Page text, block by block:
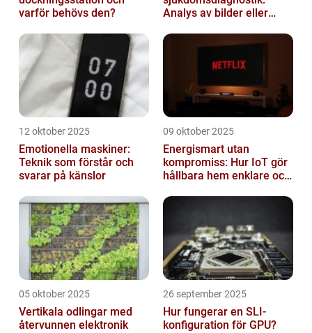
varför behövs den?
Analys av bilder eller
12 oktober 2025
Emotionella maskiner:
Teknik som förstår och
svarar på känslor
09 oktober 2025
Energismart utan
kompromiss: Hur IoT gör
hållbara hem enklare och
05 oktober 2025
Vertikala odlingar med
återvunnen elektronik
26 september 2025
Hur fungerar en SLI-
konfiguration för GPU?